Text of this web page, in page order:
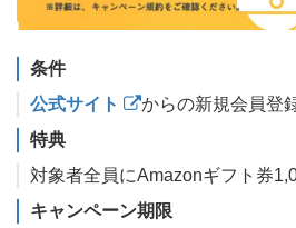
条件
公式サイト
からの新規会員登
特典
対象者全員にAmazonギフト券
キャンペーン期限